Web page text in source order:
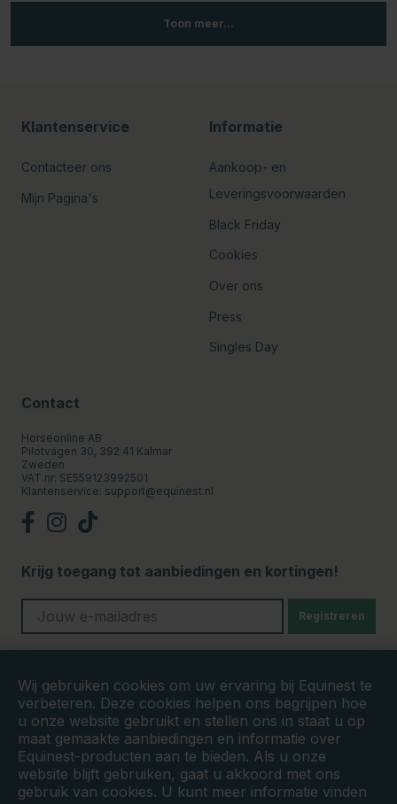
Toon meer...
Klantenservice
Contacteer ons
Mijn Pagina's
Informatie
Aankoop- en
Leveringsvoorwaarden
Black Friday
Cookies
Over ons
Press
Singles Day
Contact
Horseonline AB
Pilotvägen 30, 392 41 Kalmar
Zweden
VAT.nr: SE559123992501
Klantenservice: support@equinest.nl
Krijg toegang tot aanbiedingen en kortingen!
Registreren
Wij gebruiken cookies om uw ervaring bij Equinest te
verbeteren. Deze cookies helpen ons begrijpen hoe
u onze website gebruikt en stellen ons in staat u op
maat gemaakte aanbiedingen en informatie over
Equinest-producten aan te bieden. Als u onze
website blijft gebruiken, gaat u akkoord met ons
gebruik van cookies. U kunt meer informatie vinden